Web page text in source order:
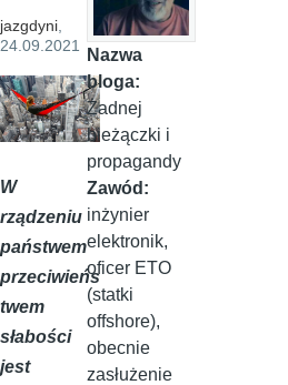
jazgdyni,
24.09.2021
W
rządzeniu
państwem
przeciwieńs
twem
słabości
jest
Nazwa
bloga:
Żadnej
bieżączki i
propagandy
Zawód:
inżynier
elektronik,
oficer ETO
(statki
offshore),
obecnie
zasłużenie